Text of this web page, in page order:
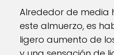
Alrededor de media
este almuerzo, es
ligero aumento de